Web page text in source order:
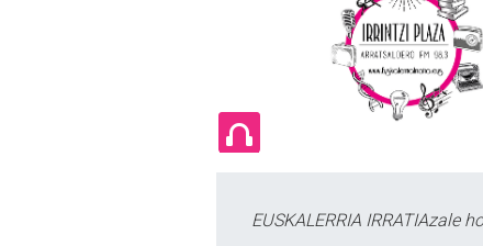
EUSKALERRIA IRRATIAzale